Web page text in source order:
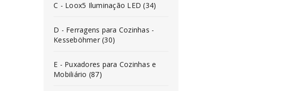
C - Loox5 Iluminação LED (34)
D - Ferragens para Cozinhas -
Kesseböhmer (30)
E - Puxadores para Cozinhas e
Mobiliário (87)